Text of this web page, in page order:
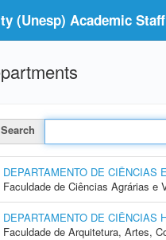
(Unesp) Academic
Search
DEPARTAMENTO DE CIÊNCIAS
Faculdade de Ciências Agrárias e
DEPARTAMENTO DE CIÊNCIAS
Faculdade de Arquitetura, Artes,